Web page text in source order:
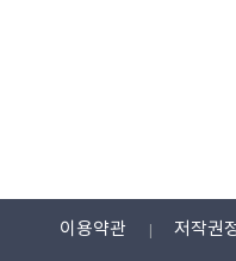
이용약관 저작권